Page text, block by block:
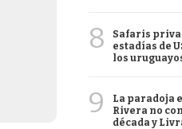
8
Safaris
estadías de
los
9
La paradoja
Rivera no
década y